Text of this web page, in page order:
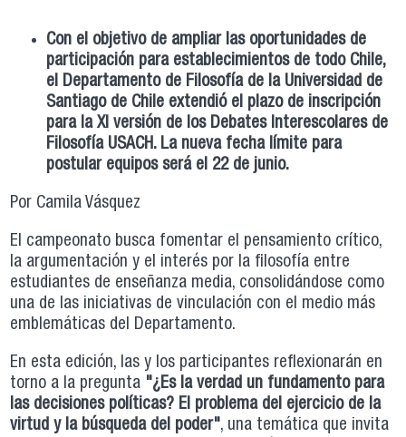
Con el objetivo de ampliar las oportunidades de
participación para establecimientos de todo Chile,
el Departamento de Filosofía de la Universidad de
Santiago de Chile extendió el plazo de inscripción
para la XI versión de los Debates Interescolares de
Filosofía USACH. La nueva fecha límite para
postular equipos será el 22 de junio.
Por Camila Vásquez
El campeonato busca fomentar el pensamiento crítico,
la argumentación y el interés por la filosofía entre
estudiantes de enseñanza media, consolidándose como
una de las iniciativas de vinculación con el medio más
emblemáticas del Departamento.
En esta edición, las y los participantes reflexionarán en
torno a la pregunta "¿Es la verdad un fundamento para
las decisiones políticas? El problema del ejercicio de la
virtud y la búsqueda del poder", una temática que invita